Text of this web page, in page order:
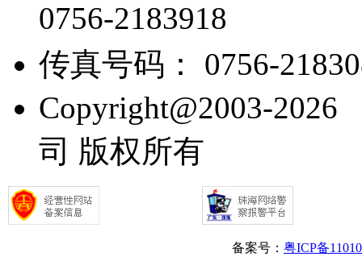
0756-2183918
传真号码： 0756-
Copyright@2003-
司 版权所有
备案号： 粤ICP备